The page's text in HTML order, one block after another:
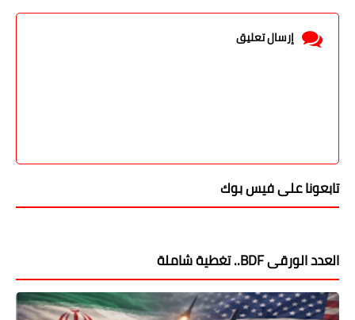
إرسال تعليق
تابعونا على فيس بوك
العدد الورقى BDF.. تغطية شاملة